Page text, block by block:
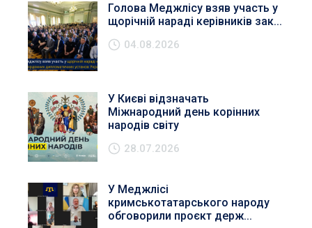
Голова Меджлісу взяв участь у
щорічній нараді керівників зак...
04.08.2026
У Києві відзначать
Міжнародний день корінних
народів світу
28.07.2026
У Меджлісі
кримськотатарського народу
обговорили проєкт держ...